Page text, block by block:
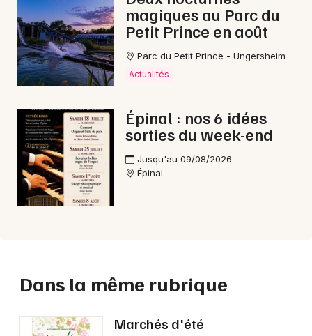
magiques au Parc du
Petit Prince en août
Parc du Petit Prince - Ungersheim
Actualités
Épinal : nos 6 idées
sorties du week-end
Jusqu'au 09/08/2026
Épinal
Dans la même rubrique
Marchés d'été